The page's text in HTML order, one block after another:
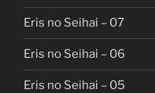
Eris no Seihai – 07
Eris no Seihai – 06
Eris no Seihai – 05